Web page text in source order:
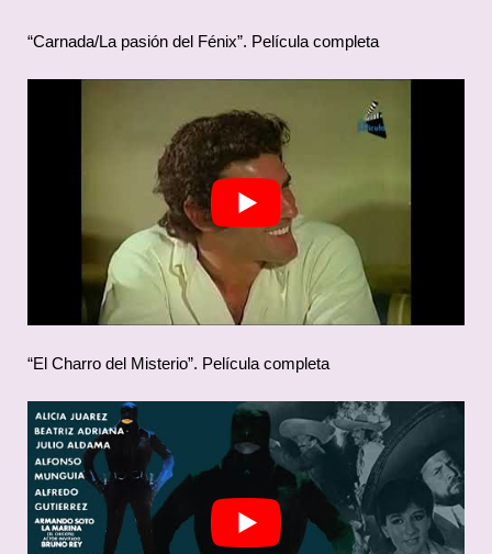
“Carnada/La pasión del Fénix”. Película completa
“El Charro del Misterio”. Película completa